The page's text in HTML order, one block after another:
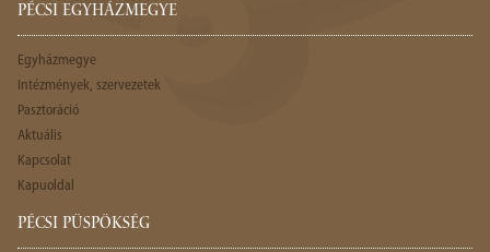
PÉCSI EGYHÁZMEGYE
Egyházmegye
Intézmények, szervezetek
Pasztoráció
Aktuális
Kapcsolat
Kapuoldal
PÉCSI PÜSPÖKSÉG